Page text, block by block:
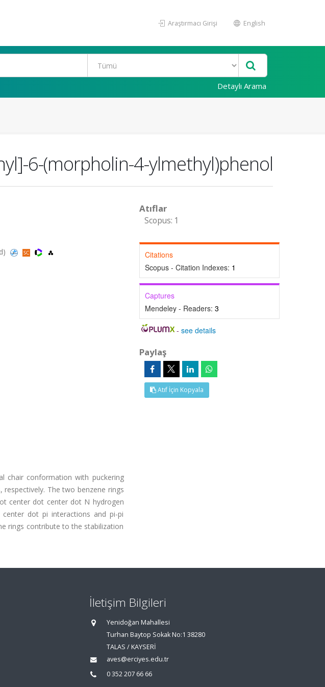
Araştırmacı Girişi English
Detaylı Arama
6-(morpholin-4-ylmethyl)phenol
chair conformation with puckering
The two benzene rings
center dot center dot N hydrogen
dot pi interactions and pi-pi
rings contribute to the stabilization
Atıflar
Scopus: 1
Citations
Scopus - Citation Indexes: 1
Captures
Mendeley - Readers: 3
-see details
Paylaş
Atıf İçin Kopyala
İletişim Bilgileri
Yenidoğan Mahallesi
Turhan Baytop Sokak No:1 38280
TALAS / KAYSERİ
aves@erciyes.edu.tr
0 352 207 66 66